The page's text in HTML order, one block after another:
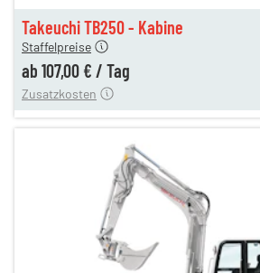
Takeuchi TB250 - Kabine
Staffelpreise
ab 107,00 € / Tag
12,00 €
Zusatzkosten